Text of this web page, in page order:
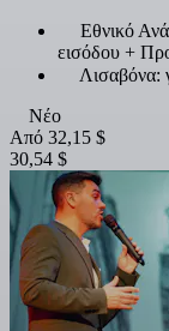
Εθνικό
εισόδου +
Λισαβόνα:
Νέο
Από 32,15 $
30,54 $